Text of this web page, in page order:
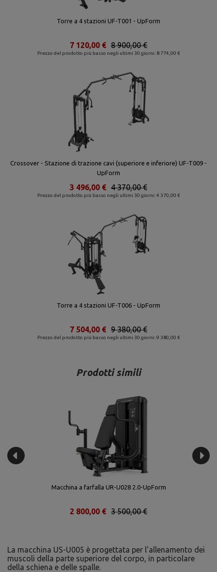
Torre a 4 stazioni UF-T001 - UpForm
Prezzo del prodotto più basso negli ultimi 30 giorni: 8 774,00 €
8 900,00 €
7 120,00 €
Crossover - Stazione di trazione cavi (superiore e inferiore) UF-T009 -
UpForm
Prezzo del prodotto più basso negli ultimi 30 giorni: 4 370,00 €
4 370,00 €
3 496,00 €
Torre a 4 stazioni UF-T006 - UpForm
Prezzo del prodotto più basso negli ultimi 30 giorni: 9 380,00 €
9 380,00 €
7 504,00 €
Prodotti simili
Macchina a farfalla UR-U028 2.0-UpForm
3 500,00 €
2 800,00 €
La macchina US-U005 è progettata per l'allenamento dei
muscoli della parte superiore del corpo, in particolare
della schiena e delle spalle.